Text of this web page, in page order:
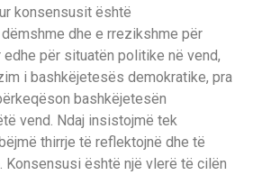
konsensusit është
dhe e rrezikshme për
për situatën politike në vend,
i bashkëjetesës demokratike, pra
bashkëjetesën
vend. Ndaj insistojmë tek
thirrje të reflektojnë dhe të
Konsensusi është një vlerë të cilën